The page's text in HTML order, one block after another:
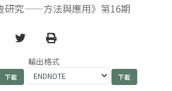
研究——方法與應用》第16期
TwitterPrint
輸出格式